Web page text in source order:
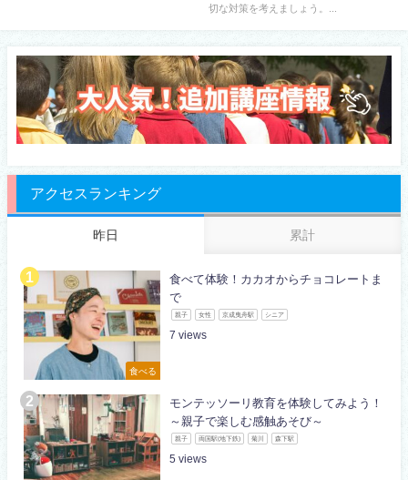
切な対策を考えましょう。...
アクセスランキング
昨日 累計
食べる
食べて体験！カカオからチョコレートま
で
親子 女性 京成曳舟駅 シニア
7
モンテッソーリ教育を体験してみよう！
～親子で楽しむ感触あそび～
親子 両国駅(地下鉄) 菊川 森下駅
5